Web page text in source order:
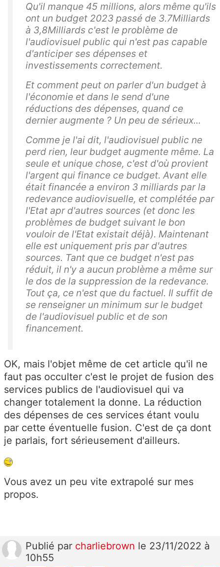
Qu'il manque 45 millions, alors même qu'ils
ont un budget 2023 passé de 3.7Milliards
à 3,8Milliards c'est le problème de
l'audiovisuel public qui n'est pas capable
d'anticiper ses dépenses et
investissements correctement.
Et comment peut on parler d'un budget à
l'économie et dans le send d'une
réductions des dépenses, quand ce
dernier augmente ? Un peu de sérieux...
Comme je l'ai dit, l'audiovisuel public ne
perd rien, leur budget augmente même. La
seule et unique chose, c'est d'où provient
l'argent qui finance ce budget. Avant elle
était financée a environ 3 milliards par la
redevance audiovisuelle, et complétée par
l'Etat apr d'autres sources (et donc les
problèmes de budget suivant le bon
vouloir de l'Etat existait déjà). Maintenant
elle est uniquement pris par d'autres
sources. Tant que ce budget n'est pas
réduit, il n'y a aucun problème a même sur
le dos de la suppression de la redevance.
Tout ça, ce n'est que du factuel. Il suffit de
se renseigner un minimum sur le budget
de l'audiovisuel public et de son
financement.
OK, mais l'objet même de cet article qu'il ne
faut pas occulter c'est le projet de fusion des
services publics de l'audiovisuel qui va
changer totalement la donne. La réduction
des dépenses de ces services étant voulu
par cette éventuelle fusion. C'est de ça dont
je parlais, fort sérieusement d'ailleurs.
Vous avez un peu vite extrapolé sur mes
propos.
Publié par charliebrown le 23/11/2022 à
10h55